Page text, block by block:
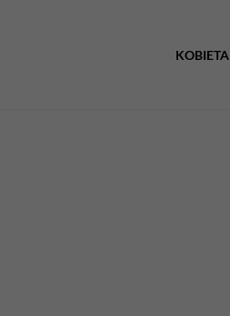
KOBIETA